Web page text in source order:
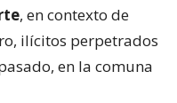
, en contexto de
ilícitos perpetrados
en la comuna